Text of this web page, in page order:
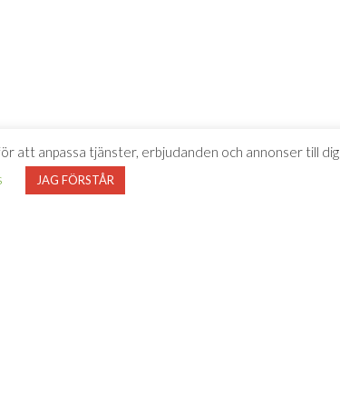
att anpassa tjänster, erbjudanden och annonser till dig
JAG FÖRSTÅR